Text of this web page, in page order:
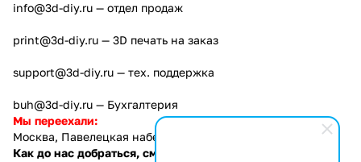
info@3d-diy.ru — отдел продаж
print@3d-diy.ru — 3D печать на заказ
support@3d-diy.ru — тех. поддержка
buh@3d-diy.ru — Бухгалтерия
Мы переехали:
Москва, Павелецкая набережная, 2с1
Как до нас добраться, см. тут